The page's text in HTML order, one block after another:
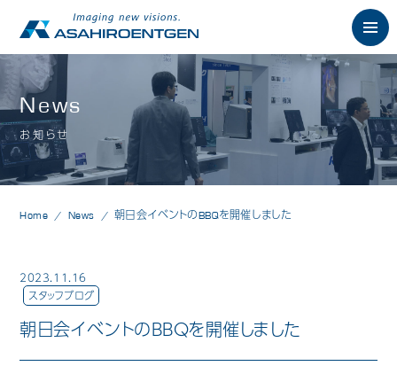
News お知らせ
Philosophy 朝日の想い
歯科用X線製品
News
お知らせ
Home News 朝日会イベントのBBQを開催しました
2023.11.16
スタッフブログ
朝日会イベントのBBQを開催しました